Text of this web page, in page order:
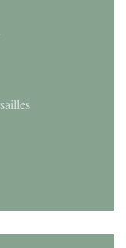
((apre una nuova
((apre una nuova